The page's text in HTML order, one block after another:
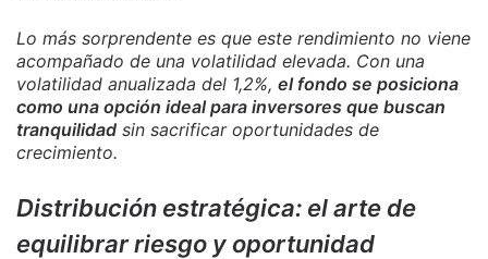
Lo más sorprendente es que este rendimiento no viene
acompañado de una volatilidad elevada. Con una
volatilidad anualizada del 1,2%, el fondo se posiciona
como una opción ideal para inversores que buscan
tranquilidad sin sacrificar oportunidades de
crecimiento.
Distribución estratégica: el arte de
equilibrar riesgo y oportunidad